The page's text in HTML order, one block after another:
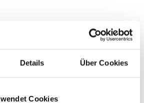
Details Über Cookies
Cookies